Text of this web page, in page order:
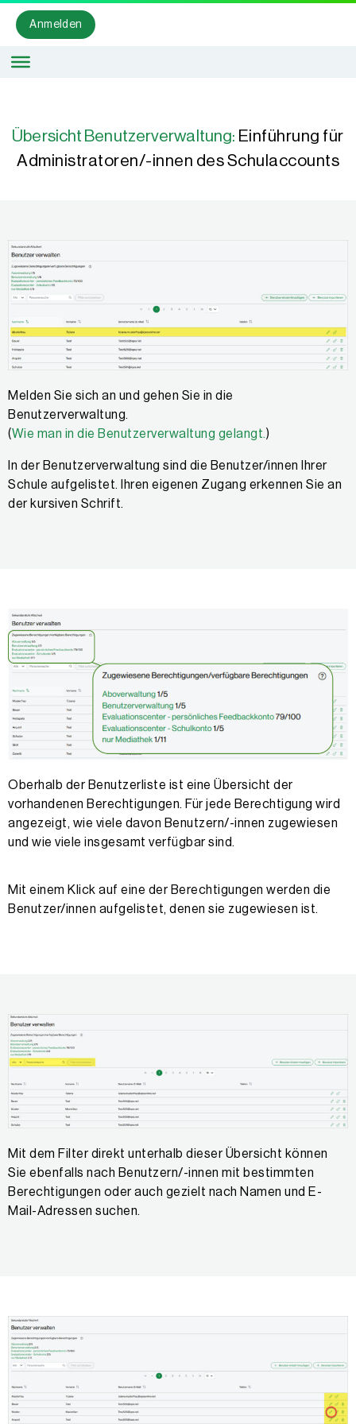
Anmelden
Übersicht Benutzerverwaltung: Einführung für
Administratoren/-innen des Schulaccounts
Melden Sie sich an und gehen Sie in die
Benutzerverwaltung.
(Wie man in die Benutzerverwaltung gelangt.)
In der Benutzerverwaltung sind die Benutzer/innen Ihrer
Schule aufgelistet. Ihren eigenen Zugang erkennen Sie an
der kursiven Schrift.
Oberhalb der Benutzerliste ist eine Übersicht der
vorhandenen Berechtigungen. Für jede Berechtigung wird
angezeigt, wie viele davon Benutzern/-innen zugewiesen
und wie viele insgesamt verfügbar sind.
Mit einem Klick auf eine der Berechtigungen werden die
Benutzer/innen aufgelistet, denen sie zugewiesen ist.
Mit dem Filter direkt unterhalb dieser Übersicht können
Sie ebenfalls nach Benutzern/-innen mit bestimmten
Berechtigungen oder auch gezielt nach Namen und E-
Mail-Adressen suchen.